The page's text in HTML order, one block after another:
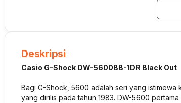
Deskripsi
Casio G-Shock DW-5600BB-1DR Black Out
Bagi G-Shock, 5600 adalah seri yang
yang dirilis pada tahun 1983. DW-5600